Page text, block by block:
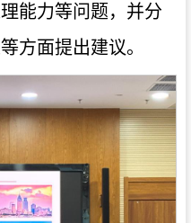
能力等问题，并分
方面提出建议。